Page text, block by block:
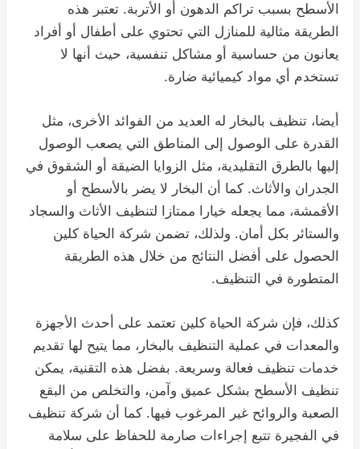
الأسطح بسبب تراكم الدهون أو الأتربة. تعتبر هذه
الطريقة مثالية للمنازل التي تحتوي على أطفال أو أفراد
يعانون من حساسية أو مشاكل تنفسية، حيث أنها لا
تستخدم أي مواد كيميائية ضارة.
أيضا، تنظيف بالبخار له العديد من الفوائد الأخرى، مثل
القدرة على الوصول إلى المناطق التي يصعب الوصول
إليها بالطرق التقليدية، مثل الزوايا الضيقة أو الشقوق في
الجدران والأثاث. كما أن البخار لا يضر بالأسطح أو
الأقمشة، مما يجعله خيارا ممتازا لتنظيف الأثاث والسجاد
والستائر بكل أمان. ولذلك، تضمن شركة الحياة كلين
الحصول على أفضل النتائج من خلال هذه الطريقة
المتطورة في التنظيف.
كذلك، فإن شركة الحياة كلين تعتمد على أحدث الأجهزة
والمعدات في عملية التنظيف بالبخار، مما يتيح لها تقديم
خدمات تنظيف فعالة وسريعة. بفضل هذه التقنية، يمكن
تنظيف الأسطح بشكل عميق وآمن، والتخلص من البقع
الصعبة والروائح غير المرغوب فيها. كما أن شركة تنظيف
في الفجيرة تتبع إجراءات صارمة للحفاظ على سلامة